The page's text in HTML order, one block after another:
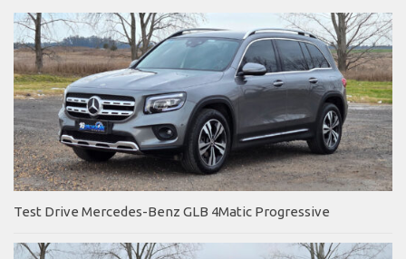
Test Drive Mercedes-Benz GLB 4Matic Progressive